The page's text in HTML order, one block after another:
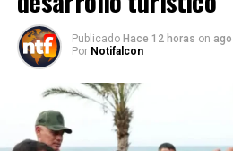
Publicado Hace 12 horas on
Por Notifalcon